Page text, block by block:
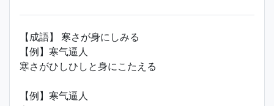
【成語】 寒さが身にしみる
【例】寒气逼人
寒さがひしひしと身にこたえる
【例】寒气逼人